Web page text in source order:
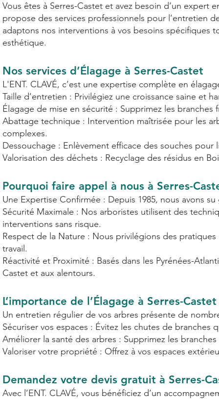
Vous êtes à Serres-Castet et avez besoin d’un expert
propose des services professionnels pour l’entretien
adaptons nos interventions à vos besoins spécifiques
esthétique.
Nos services d’Élagage à Serres-Castet
L'ENT. CLAVÉ, c’est une expertise complète en
Taille d’entretien : Privilégiez une croissance saine et
Élagage de mise en sécurité : Supprimez les
Abattage technique : Intervention maîtrisée pour les
complexes.
Dessouchage : Enlèvement efficace des souches
Valorisation des déchets : Recyclage des résidus en
Pourquoi faire appel à nous à Serres-
Une Expertise Confirmée : Depuis 1985, nous avons
Sécurité Maximale : Nos arboristes utilisent des
interventions sans risque.
Respect de la Nature : Nous privilégions des
travail.
Réactivité et Proximité : Basés dans les Pyrénées-
Castet et aux alentours.
L’importance de l’Élagage à Serres-Castet
Un entretien régulier de vos arbres présente de
Sécuriser vos espaces : Évitez les chutes de
Améliorer la santé des arbres : Supprimez les
Valoriser votre propriété : Offrez à vos espaces
Demandez votre devis gratuit à Serres-
Avec l’ENT. CLAVÉ, vous bénéficiez d’un